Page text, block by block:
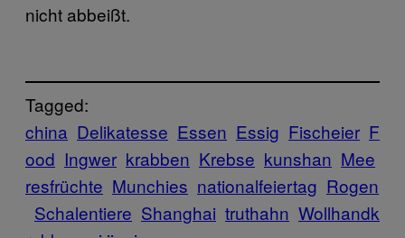
nicht abbeißt.
Tagged:
china Delikatesse Essen Essig Fischeier F
ood Ingwer krabben Krebse kunshan Mee
resfrüchte Munchies nationalfeiertag Rogen
Schalentiere Shanghai truthahn Wollhandk